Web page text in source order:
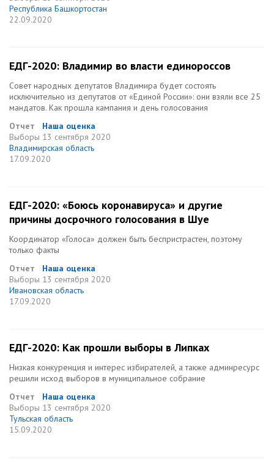
Республика Башкортостан
22.09.2020
ЕДГ-2020: Владимир во власти единороссов
Совет народных депутатов Владимира будет состоять
исключительно из депутатов от «Единой России»: они взяли все 25
мандатов. Как прошла кампания и день голосования
Отчет
Наша оценка
Выборы 13 сентября 2020
Владимирская область
17.09.2020
ЕДГ-2020: «Боюсь коронавируса» и другие
причины досрочного голосования в Шуе
Координатор «Голоса» должен быть беспристрастен, поэтому
только факты
Отчет
Наша оценка
Выборы 13 сентября 2020
Ивановская область
17.09.2020
ЕДГ-2020: Как прошли выборы в Липках
Низкая конкуренция и интерес избирателей, а также админресурс
решили исход выборов в муниципальное собрание
Отчет
Наша оценка
Выборы 13 сентября 2020
Тульская область
15.09.2020